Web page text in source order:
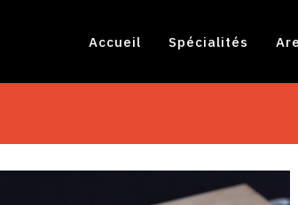
Accueil Spécialités